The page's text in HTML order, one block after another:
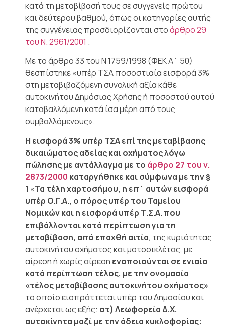
κατά τη μεταβίβασή τους σε συγγενείς πρώτου
και δεύτερου βαθμού, όπως οι κατηγορίες αυτής
της συγγένειας προσδιορίζονται στοάρθρο 29
του Ν. 2961/2001 .
Με το άρθρο 33 του Ν 1759/1998 (ΦΕΚ Α΄ 50)
θεσπίστηκε «υπέρ ΤΣΑ ποσοστιαία εισφορά 3%
στη μεταβιβαζόμενη συνολική αξία κάθε
αυτοκινήτου Δημόσιας Χρήσης ή ποσοστού αυτού
καταβαλλόμενη κατά ίσα μέρη από τους
συμβαλλόμενους».
Η εισφορά 3% υπέρ ΤΣΑ επί της μεταβίβασης
δικαιώματος αδείας και οχήματος λόγω
πώλησης με αντάλλαγμα με το άρθρο 27 του ν.
2873/2000 καταργήθηκε και σύμφωνα με την §
1 «Τα τέλη χαρτοσήμου, η επ΄ αυτών εισφορά
υπέρ Ο.Γ.Α., ο πόρος υπέρ του Ταμείου
Νομικών και η εισφορά υπέρ Τ.Σ.Α. που
επιβάλλονται κατά περίπτωση για τη
μεταβίβαση, από επαχθή αιτία, της κυριότητας
αυτοκινήτου οχήματος και μοτοσικλέτας, με
αίρεση ή χωρίς αίρεση ενοποιούνται σε ενιαίο
κατά περίπτωση τέλος, με την ονομασία
«τέλος μεταβίβασης αυτοκινήτου οχήματος»,
το οποίο εισπράττεται υπέρ του Δημοσίου και
ανέρχεται ως εξής: στ) Λεωφορεία Δ.Χ.
αυτοκίνητα μαζί με την άδεια κυκλοφορίας: